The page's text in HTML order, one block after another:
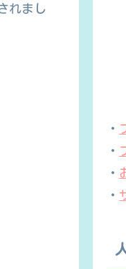
れまし
・
・
・
・